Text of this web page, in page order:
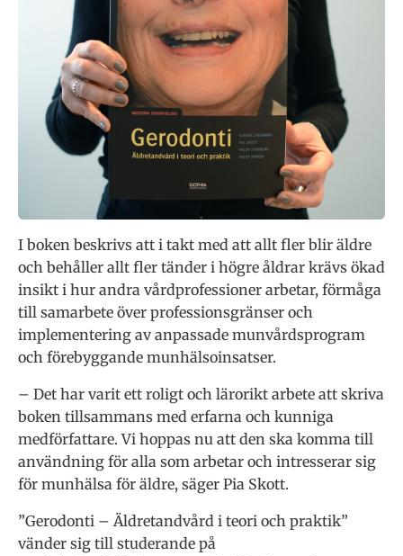
I boken beskrivs att i takt med att allt fler blir äldre
och behåller allt fler tänder i högre åldrar krävs ökad
insikt i hur andra vårdprofessioner arbetar, förmåga
till samarbete över professionsgränser och
implementering av anpassade munvårdsprogram
och förebyggande munhälsoinsatser.
– Det har varit ett roligt och lärorikt arbete att skriva
boken tillsammans med erfarna och kunniga
medförfattare. Vi hoppas nu att den ska komma till
användning för alla som arbetar och intresserar sig
för munhälsa för äldre, säger Pia Skott.
”Gerodonti – Äldretandvård i teori och praktik”
vänder sig till studerande på